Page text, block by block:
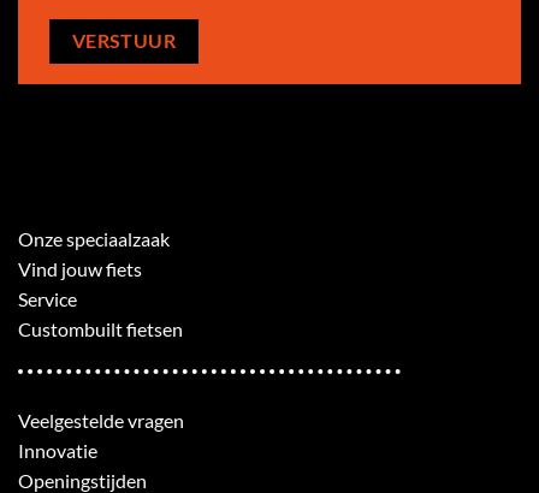
Onze speciaalzaak
Vind jouw fiets
Service
Custombuilt fietsen
Veelgestelde vragen
Innovatie
Openingstijden